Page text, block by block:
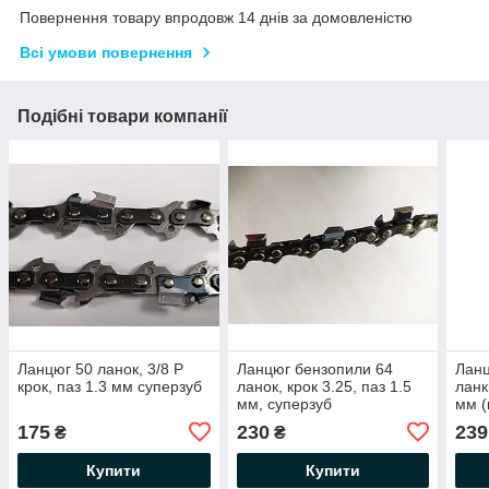
Повернення товару впродовж 14 днів за домовленістю
Всі умови повернення
Подібні товари компанії
Ланцюг 50 ланок, 3/8 P
крок, паз 1.3 мм суперзуб
175 ₴
Купити
Ланцюг бензопили 64
ланок, крок 3.25, паз 1.5
мм, суперзуб
230₴
Купити
мм
239